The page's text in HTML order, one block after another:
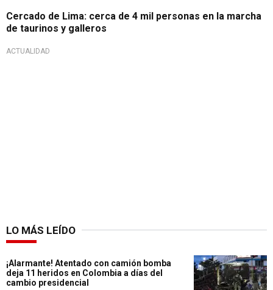
Cercado de Lima: cerca de 4 mil personas en la marcha
de taurinos y galleros
ACTUALIDAD
LO MÁS LEÍDO
¡Alarmante! Atentado con camión bomba
deja 11 heridos en Colombia a días del
cambio presidencial